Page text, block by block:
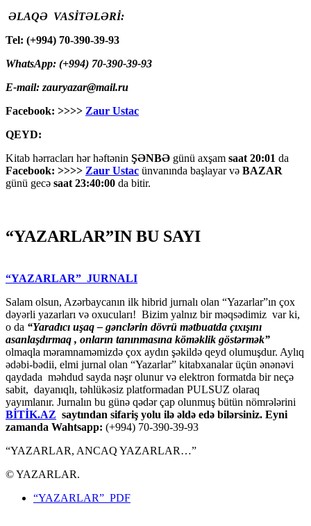
ƏLAQƏ VASİTƏLƏRİ:
Tel: (+994) 70-390-39-93
WhatsApp: (+994) 70-390-39-93
E-mail: zauryazar@mail.ru
Facebook: >>>> Zaur Ustac
QEYD:
Kitab hərracları hər həftənin ŞƏNBƏ günü axşam saat 20:01 da
Facebook: >>>> Zaur Ustac ünvanında başlayar və BAZAR
günü gecə saat 23:40:00 da bitir.
“YAZARLAR”IN BU SAYI
“YAZARLAR” JURNALI
Salam olsun, Azərbaycanın ilk hibrid jurnalı olan “Yazarlar”ın çox
dəyərli yazarları və oxucuları! Bizim yalnız bir məqsədimiz var ki,
o da “Yaradıcı uşaq – gәnclәrin dövrü mәtbuatda çıxışını
asanlaşdırmaq , onların tanınmasına kömәklik göstәrmәk”
olmaqla məramnaməmizdə çox aydın şəkildə qeyd olumuşdur. Aylıq
ədəbi-bədii, elmi jurnal olan “Yazarlar” kitabxanalar üçün ənənəvi
qaydada məhdud sayda nəşr olunur və elektron formatda bir neçə
sabit, dayanıqlı, təhlükəsiz platformadan PULSUZ olaraq
yayımlanır. Jurnalın bu günə qədər çap olunmuş bütün nömrələrini
BİTİK.AZ saytından sifariş yolu ilə əldə edə bilərsiniz. Eyni
zamanda Wahtsapp: (+994) 70-390-39-93
“YAZARLAR, ANCAQ YAZARLAR…”
© YAZARLAR.
“YAZARLAR” PDF